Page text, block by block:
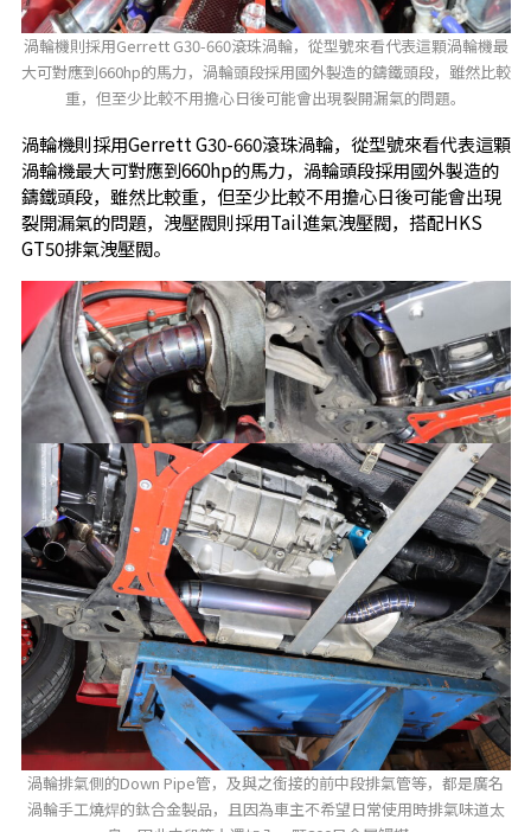
渦輪機則採用Gerrett G30-660滾珠渦輪，從型號來看代表這顆渦輪機最
大可對應到660hp的馬力，渦輪頭段採用國外製造的鑄鐵頭段，雖然比較
重，但至少比較不用擔心日後可能會出現裂開漏氣的問題。
渦輪機則採用Gerrett G30-660滾珠渦輪，從型號來看代表這顆
渦輪機最大可對應到660hp的馬力，渦輪頭段採用國外製造的
鑄鐵頭段，雖然比較重，但至少比較不用擔心日後可能會出現
裂開漏氣的問題，洩壓閥則採用Tail進氣洩壓閥，搭配HKS
GT50排氣洩壓閥。
渦輪排氣側的Down Pipe管，及與之銜接的前中段排氣管等，都是廣名
渦輪手工燒焊的鈦合金製品，且因為車主不希望日常使用時排氣味道太